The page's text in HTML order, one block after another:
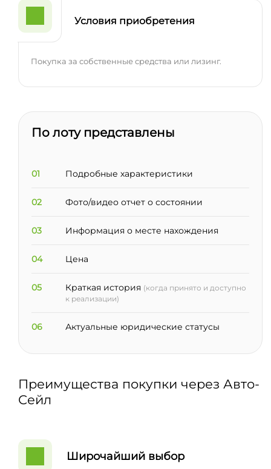
Условия приобретения
Покупка за собственные средства или лизинг.
По лоту представлены
01 Подробные характеристики
02 Фото/видео отчет о состоянии
03 Информация о месте нахождения
04 Цена
05 Краткая история (когда принято и доступно
к реализации)
06 Актуальные юридические статусы
Преимущества покупки через Авто-
Сейл
Широчайший выбор